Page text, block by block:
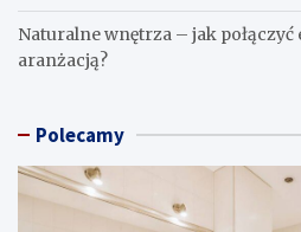
Naturalne wnętrza – jak
aranżacją?
Polecamy